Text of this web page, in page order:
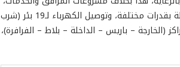
وتشمل حفر 3 آبار للشرب و3 آبار للرى، وتوريد 53 وحدة توليد كهرباء لقرى المحافظة بقدرات مختلفة، وتوصيل الكهرباء لـ19 بئر (شرب
التيار الكهربائى لمراكز (الخارجة – باريس – الداخلة – بلاط – الفرافرة)،